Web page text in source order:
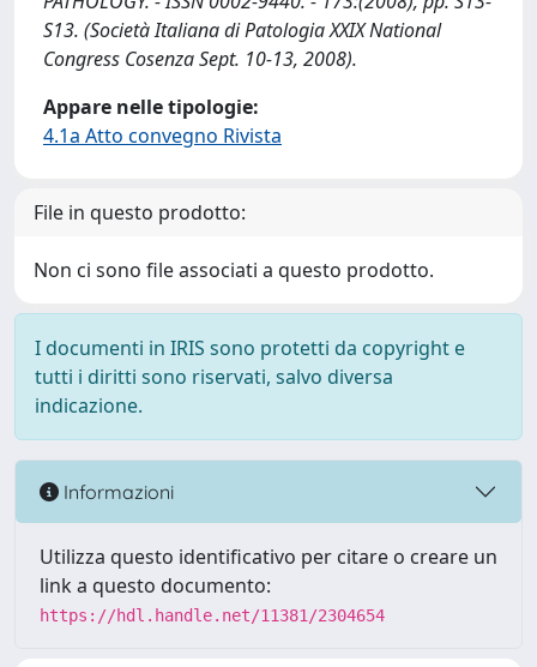
S13. (Società Italiana di Patologia XXIX National
Congress Cosenza Sept. 10-13, 2008).
Appare nelle tipologie:
4.1a Atto convegno Rivista
File in questo prodotto:
Non ci sono file associati a questo prodotto.
I documenti in IRIS sono protetti da copyright e
tutti i diritti sono riservati, salvo diversa
indicazione.
Informazioni
Utilizza questo identificativo per citare o creare un
link a questo documento:
https://hdl.handle.net/11381/2304654